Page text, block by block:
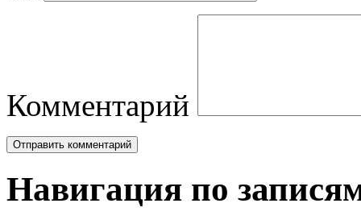
Комментарий
Навигация по